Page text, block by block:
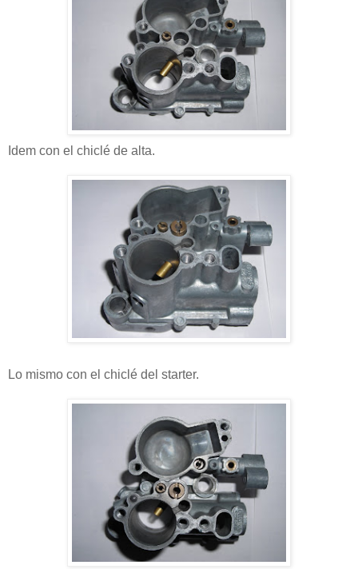
Idem con el chiclé de alta.
Lo mismo con el chiclé del starter.